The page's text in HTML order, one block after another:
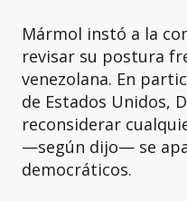
Mármol instó a la
revisar su postura
venezolana. En
de Estados Unidos,
reconsiderar
—según dijo— se
democráticos.